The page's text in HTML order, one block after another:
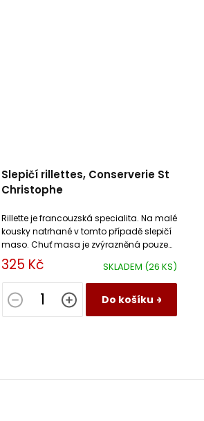
Slepičí rillettes, Conserverie St
Christophe
SKLADEM (26 KS)
325 Kč
Do košíku
Rillette je francouzská specialita. Na malé
kousky natrhané v tomto případě slepičí
maso. Chuť masa je zvýrazněná pouze
výpekem ze slepičího masa, solí a
pepřem.